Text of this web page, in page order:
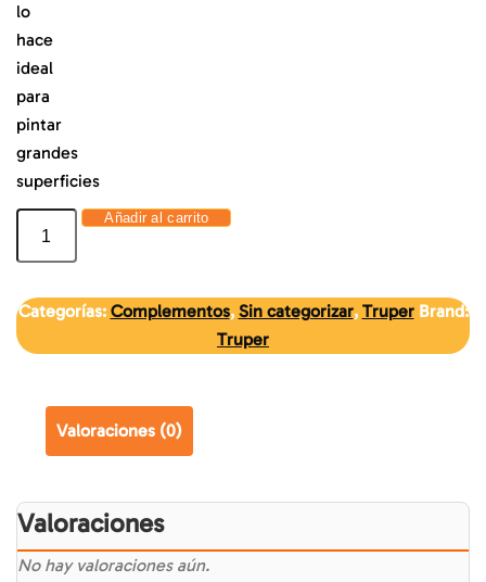
lo
hace
ideal
para
pintar
grandes
superficies
Añadir al carrito
Categorías: Complementos, Sin categorizar, Truper Brand:
Truper
Valoraciones (0)
Valoraciones
No hay valoraciones aún.